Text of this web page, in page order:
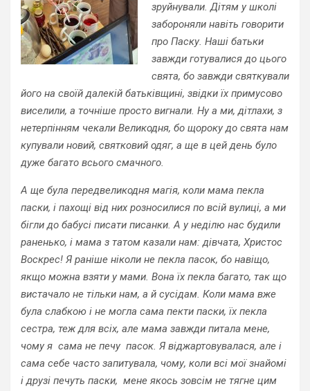
зруйнували. Дітям у школі
забороняли навіть говорити
про Паску. Наші батьки
завжди готувалися до цього
свята, бо завжди святкували
його на своїй далекій батьківщині, звідки їх примусово
виселили, а точніше просто вигнали. Ну а ми, дітлахи, з
нетерпінням чекали Великодня, бо щороку до свята нам
купували новий, святковий одяг, а ще в цей день було
дуже багато всього смачного.
А ще була передвеликодня магія, коли мама пекла
паски, і пахощі від них розносилися по всій вулиці, а ми
бігли до бабусі писати писанки. А у неділю нас будили
раненько, і мама з татом казали нам: дівчата, Христос
Воскрес! Я раніше ніколи не пекла пасок, бо навіщо,
якщо можна взяти у мами. Вона їх пекла багато, так що
вистачало не тільки нам, а й сусідам. Коли мама вже
була слабкою і не могла сама пекти паски, їх пекла
сестра, теж для всіх, але мама завжди питала мене,
чому я сама не печу пасок. Я віджартовувалася, але і
сама себе часто запитувала, чому, коли всі мої знайомі
і друзі печуть паски, мене якось зовсім не тягне цим